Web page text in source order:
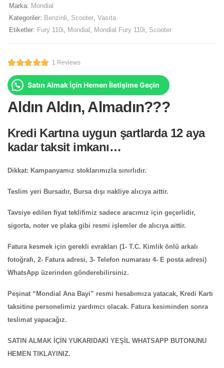
Marka: Mondial
Kategoriler: Benzinli Scooter Vasıta
Etiketler: Fury 110i Mondial Mondial Fury 110i Scooter
1 Reviews
Satın Almak İçin Hemen İletişime Geçin
Aldın Aldın, Almadın???
Kredi Kartına uygun şartlarda 12 aya
kadar taksit imkanı…
Dikkat: Kampanyamız stoklarımızla sınırlıdır.
Teslim yeri Bursadır, Bursa dışı nakliye alıcıya aittir.
Tavsiye edilen fiyat teklifimiz sadece aracımız için geçerlidir,
sigorta, noter ve plaka gibi resmi işlemler de alıcıya aittir.
Fatura kesmek için gerekli evrakları (1- T.C. Kimlik önlü arkalı
fotoğrafı, 2- Fatura adresi, 3- Telefon numarası 4- E posta adresi)
WhatsApp üzerinden gönderebilirsiniz.
Peşinat “Mondial Ana Bayi” resmi hesabımıza yatacak, Kredi Kartı
taksitine personelimiz yardımcı olacak. Fatura kesiminden sonra
teslimat yapacağız.
SATIN ALMAK İÇİN YUKARIDAKİ YEŞİL WHATSAPP BUTONUNU
HEMEN TIKLAYINIZ.